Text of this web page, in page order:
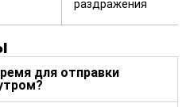
раздражения
для отправки